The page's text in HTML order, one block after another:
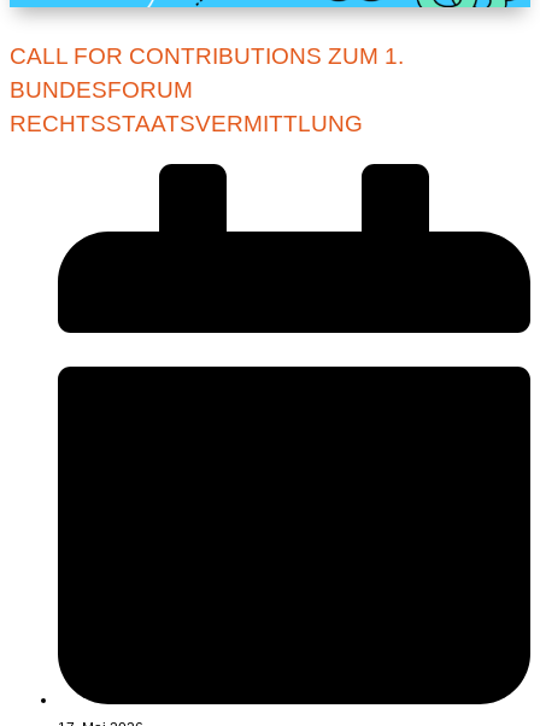
CALL FOR CONTRIBUTIONS ZUM 1.
BUNDESFORUM
RECHTSSTAATSVERMITTLUNG